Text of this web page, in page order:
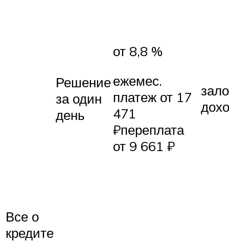
Решение
за один
день
от 8,8 %
ежемес.
платеж от 17
471
₽переплата
от 9 661 ₽
Все о
кредите